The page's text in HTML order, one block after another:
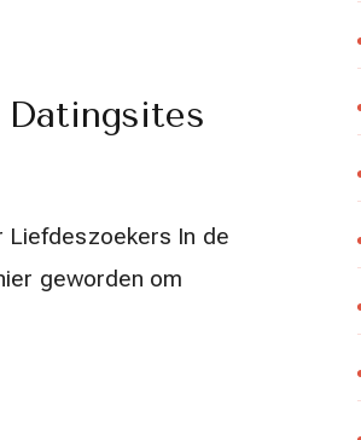
Liefdeszoekers In de
geworden om